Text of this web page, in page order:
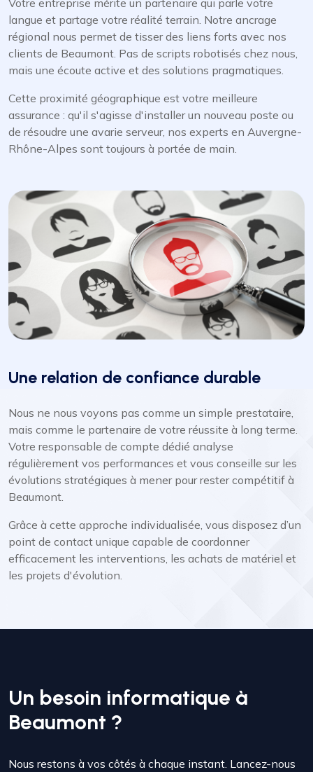
Votre entreprise mérite un partenaire qui parle votre
langue et partage votre réalité terrain. Notre ancrage
régional nous permet de tisser des liens forts avec nos
clients de Beaumont. Pas de scripts robotisés chez nous,
mais une écoute active et des solutions pragmatiques.
Cette proximité géographique est votre meilleure
assurance : qu'il s'agisse d'installer un nouveau poste ou
de résoudre une avarie serveur, nos experts en Auvergne-
Rhône-Alpes sont toujours à portée de main.
Une relation de confiance durable
Nous ne nous voyons pas comme un simple prestataire,
mais comme le partenaire de votre réussite à long terme.
Votre responsable de compte dédié analyse
régulièrement vos performances et vous conseille sur les
évolutions stratégiques à mener pour rester compétitif à
Beaumont.
Grâce à cette approche individualisée, vous disposez d’un
point de contact unique capable de coordonner
efficacement les interventions, les achats de matériel et
les projets d'évolution.
Un besoin informatique à
Beaumont ?
Nous restons à vos côtés à chaque instant. Lancez-nous